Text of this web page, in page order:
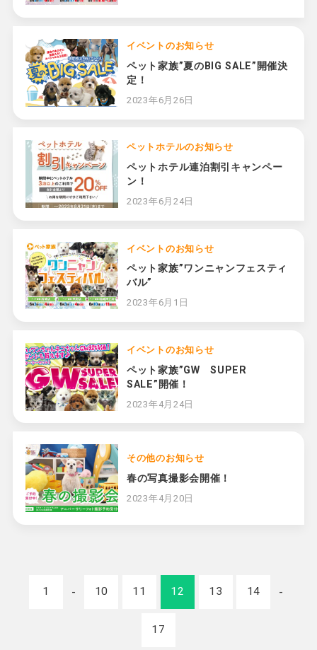
イベントのお知らせ
ペット家族”夏のBIG SALE”開催決
定！
2023年6月26日
ペットホテルのお知らせ
ペットホテル連泊割引キャンペー
ン！
2023年6月24日
イベントのお知らせ
ペット家族”ワンニャンフェスティ
バル”
2023年6月1日
イベントのお知らせ
ペット家族”GW SUPER
SALE”開催！
2023年4月24日
その他のお知らせ
春の写真撮影会開催！
2023年4月20日
1 10 11 12 13 14
17